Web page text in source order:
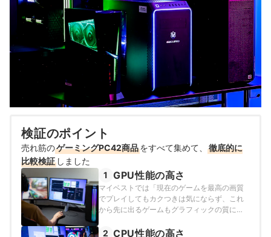
検証のポイント
売れ筋のゲーミングPC42商品をすべて集めて、
徹底的に
比較検証 しました
1 GPU性能の高さ
マイベストでは「現在のゲームを最高の画質
でプレイしてもカクつきは気にならず、これ
から先に出るゲームもグラフィックの質によ
ものをユーザーが満足できる商品とし、以下
2 CPU性能の高さ